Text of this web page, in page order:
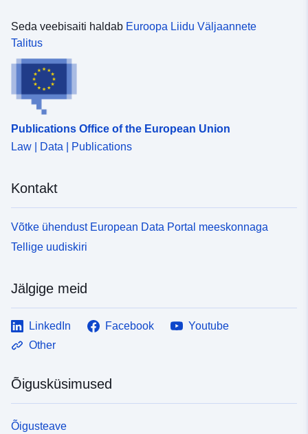
Seda veebisaiti haldab Euroopa Liidu Väljaannete
Talitus
Publications Office of the European Union
Law | Data | Publications
Kontakt
Võtke ühendust European Data Portal meeskonnaga
Tellige uudiskiri
Jälgige meid
LinkedIn Facebook
Youtube
Other
Õigusküsimused
Õigusteave